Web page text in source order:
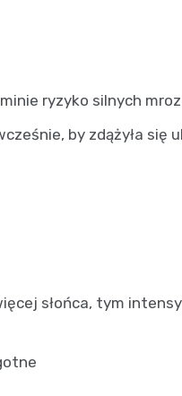
ryzyko silnych
by zdążyła się
słońca, tym